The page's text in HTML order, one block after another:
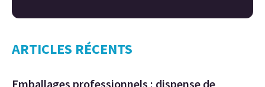
ARTICLES RÉCENTS
Emballages professionnels : dispense de